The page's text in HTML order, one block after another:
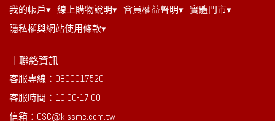
我的帳戶▾ 線上購物說明▾ 會員權益聲明▾ 實體門市▾
隱私權與網站使用條款▾
｜聯絡資訊
客服專線：0800017520
客服時間：10:00-17:00
信箱：CSC@kissme.com.tw